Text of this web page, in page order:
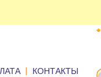
| КОНТАКТЫ